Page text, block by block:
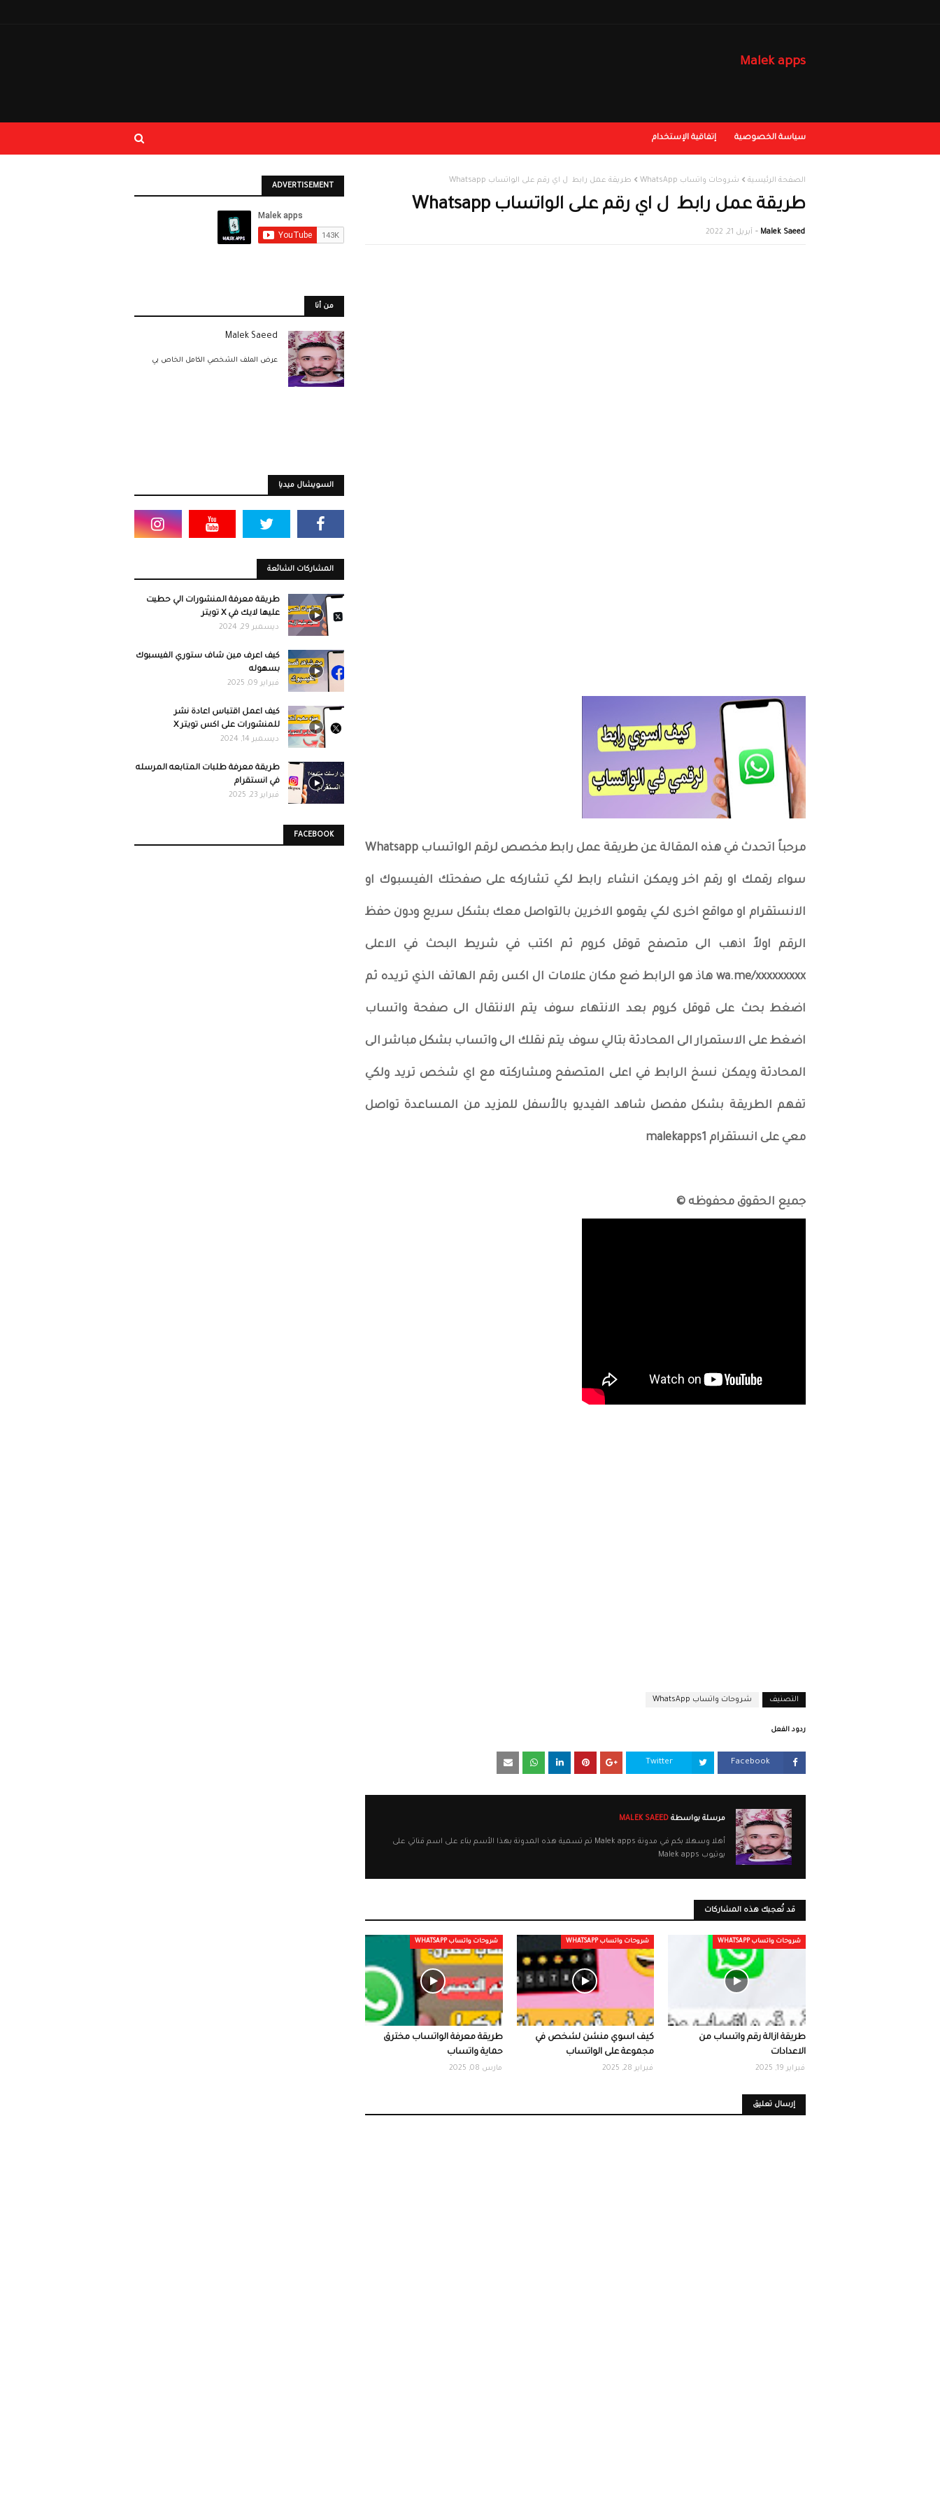
Malek apps
سياسة الخصوصية إتفاقية الإستخدام
الصفحة الرئيسية شروحات واتساب WhatsApp طريقة عمل رابط ل اي رقم على الواتساب Whatsapp
طريقة عمل رابط ل اي رقم على الواتساب Whatsapp
Malek Saeed أبريل 21, 2022
مرحباً اتحدث في هذه المقالة عن طريقة عمل رابط مخصص لرقم الواتساب Whatsapp
سواء رقمك او رقم اخر ويمكن انشاء رابط لكي تشاركه على صفحتك الفيسبوك او
الانستقرام او مواقع اخرى لكي يقومو الاخرين بالتواصل معك بشكل سريع ودون حفظ
الرقم اولاً اذهب الى متصفح قوقل كروم ثم اكتب في شريط البحث في الاعلى
wa.me/xxxxxxxxx هاذ هو الرابط ضع مكان علامات ال اكس رقم الهاتف الذي تريده ثم
اضغط بحث على قوقل كروم بعد الانتهاء سوف يتم الانتقال الى صفحة واتساب
اضغط على الاستمرار الى المحادثة بتالي سوف يتم نقلك الى واتساب بشكل مباشر الى
المحادثة ويمكن نسخ الرابط في اعلى المتصفح ومشاركته مع اي شخص تريد ولكي
تفهم الطريقة بشكل مفصل شاهد الفيديو بالأسفل للمزيد من المساعدة تواصل
معي على انستقرام malekapps1
جميع الحقوق محفوظه ©
التصنيف شروحات واتساب WhatsApp
ردود الفعل
Facebook
Twitter
مرسلة بواسطة
أهلا وسهلا بكم في مدونة Malek apps تم تسمية هذه المدونة بهذا الأسم بناء على اسم قناتي على
يوتيوب Malek apps
قد تُعجبك هذه المشاركات
شروحات واتساب WHATSAPP
طريقة معرفة الواتساب مخترق
حماية واتساب
مارس 08, 2025
شروحات واتساب WHATSAPP
كيف اسوي منشن لشخص في
مجموعة على الواتساب
فبراير 28, 2025
شروحات واتساب WHATSAPP
طريقة ازالة رقم واتساب من
الاعدادات
فبراير 19, 2025
إرسال تعليق
ADVERTISEMENT
من أنا
Malek Saeed
عرض الملف الشخصي الكامل الخاص بي
السويشال ميديا
المشاركات الشائعة
طريقة معرفة المنشورات الي حطيت
عليها لايك في X تويتر
ديسمبر 29, 2024
كيف اعرف مين شاف ستوري الفيسبوك
بسهوله
فبراير 09, 2025
كيف اعمل اقتباس اعادة نشر
للمنشورات على اكس تويتر X
ديسمبر 14, 2024
طريقة معرفة طلبات المتابعه المرسله
في انستقرام
فبراير 23, 2025
FACEBOOK